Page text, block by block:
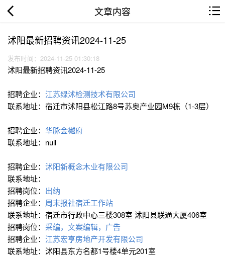
文章内容
沭阳最新招聘资讯2024-11-25
发布时间：2024-11-25 01:30:18
沭阳最新招聘资讯2024-11-25
招聘企业： 江苏绿沭检测技术有限公司
联系地址：宿迁市沭阳县松江路8号苏奥产业园M9栋（1-3层）
招聘企业： 华脉金樾府
联系地址：null
招聘企业： 沭阳新概念木业有限公司
联系地址：
招聘岗位： 出纳
招聘企业： 周末报社宿迁工作站
联系地址：宿迁市行政中心三楼308室 沭阳县联通大厦406室
招聘岗位： 采编，文案编辑，广告
招聘企业： 江苏宏亨房地产开发有限公司
联系地址：沭阳县东方名都1号楼4单元201室